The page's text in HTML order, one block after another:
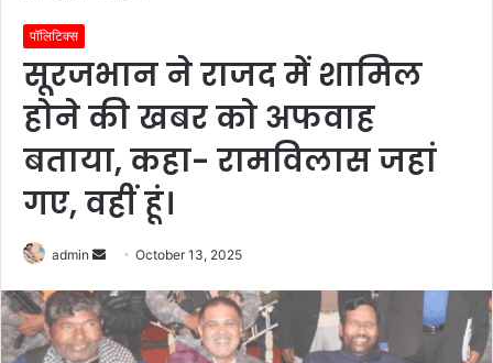
पॉलिटिक्स
सूरजभान ने राजद में शामिल
होने की खबर को अफवाह
बताया, कहा- रामविलास जहां
गए, वहीं हूं।
admin
Send
email
October 13, 2025